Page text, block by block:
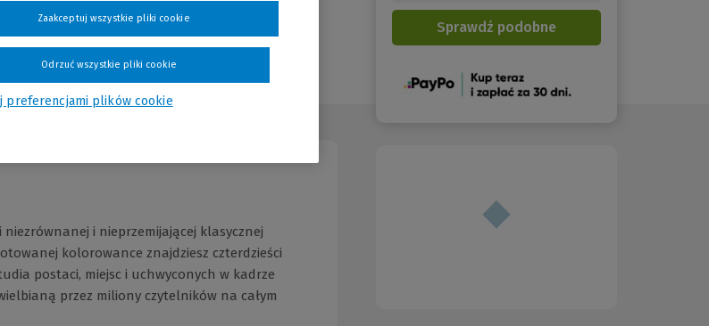
i nieprzemijającej klasycznej
kolorowance znajdziesz czterdzieści
postaci, miejsc i uchwyconych w kadrze
przez miliony czytelników na całym
Sprawdź podobne
(Nowe
preferencjami plików cookie
Odrzuć wszystkie pliki cookie
Zaakceptuj wszystkie pliki cookie